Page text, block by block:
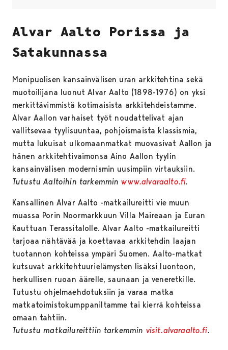
Alvar Aalto Porissa ja
Satakunnassa
Monipuolisen kansainvälisen uran arkkitehtina sekä
muotoilijana luonut Alvar Aalto (1898-1976) on yksi
merkittävimmistä kotimaisista arkkitehdeistamme.
Alvar Aallon varhaiset työt noudattelivat ajan
vallitsevaa tyylisuuntaa, pohjoismaista klassismia,
mutta lukuisat ulkomaanmatkat muovasivat Aallon ja
hänen arkkitehtivaimonsa Aino Aallon tyylin
kansainvälisen modernismin uusimpiin virtauksiin.
Tutustu Aaltoihin tarkemminwww.alvaraalto.fi.
Kansallinen Alvar Aalto -matkailureitti vie muun
muassa Porin Noormarkkuun Villa Maireaan ja Euran
Kauttuan Terassitalolle. Alvar Aalto -matkailureitti
tarjoaa nähtävää ja koettavaa arkkitehdin laajan
tuotannon kohteissa ympäri Suomen. Aalto-matkat
kutsuvat arkkitehtuurielämysten lisäksi luontoon,
herkullisen ruoan äärelle, saunaan ja veneretkille.
Tutustu ohjelmaehdotuksiin ja varaa matka
matkatoimistokumppaniltamme tai kierrä kohteissa
omaan tahtiin.
Tutustu matkailureittiin tarkemmin visit.alvaraalto.fi.